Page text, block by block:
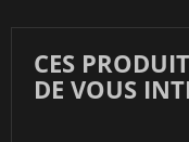
CES
DE VOUS